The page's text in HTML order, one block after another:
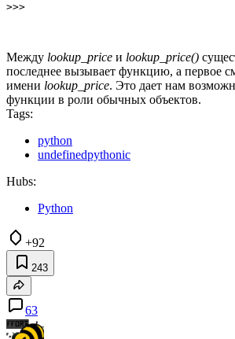
Между lookup_price и lookup_price()
последнее вызывает функцию, а первое
имени lookup_price. Это дает нам
функции в роли обычных объектов.
Tags:
python
undefinedpythonic
Hubs:
Python
+92
243
63